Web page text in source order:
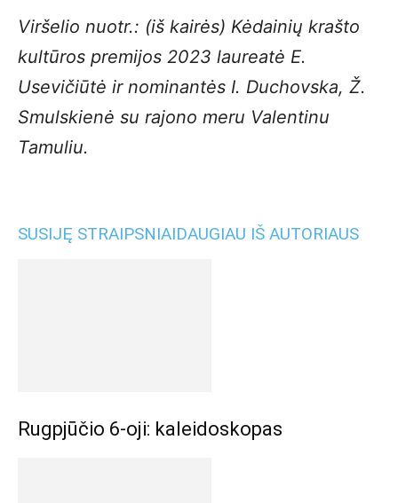
Viršelio nuotr.: (iš kairės) Kėdainių krašto
kultūros premijos 2023 laureatė E.
Usevičiūtė ir nominantės I. Duchovska, Ž.
Smulskienė su rajono meru Valentinu
Tamuliu.
SUSIJĘ STRAIPSNIAIDAUGIAU IŠ AUTORIAUS
Rugpjūčio 6-oji: kaleidoskopas